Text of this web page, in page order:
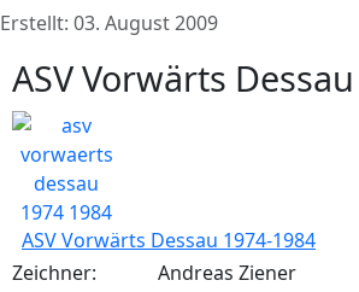
Erstellt: 03. August 2009
ASV Vorwärts
ASV Vorwärts Dessau 1974-1984
Zeichner:
Andreas Ziener